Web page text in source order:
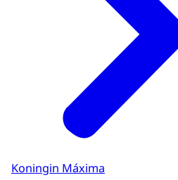
Koningin Máxima